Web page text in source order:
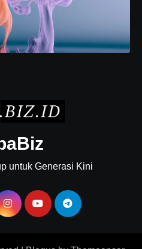
untuk Generasi Kini